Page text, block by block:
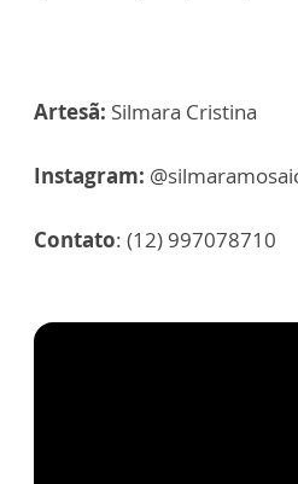
Artesã: Silmara Cristina
Instagram:
Contato: (12) 997078710